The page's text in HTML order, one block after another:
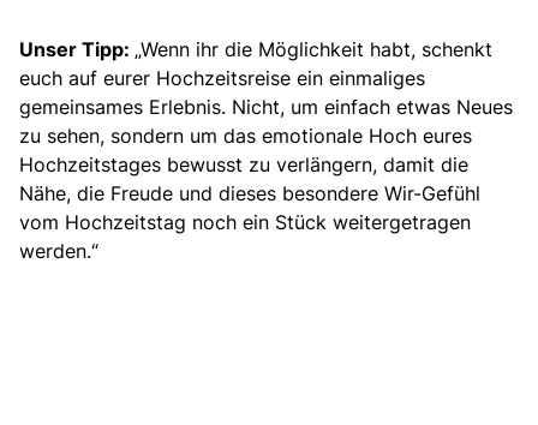
Unser Tipp: „Wenn ihr die Möglichkeit habt, schenkt
euch auf eurer Hochzeitsreise ein einmaliges
gemeinsames Erlebnis. Nicht, um einfach etwas Neues
zu sehen, sondern um das emotionale Hoch eures
Hochzeitstages bewusst zu verlängern, damit die
Nähe, die Freude und dieses besondere Wir-Gefühl
vom Hochzeitstag noch ein Stück weitergetragen
werden.“